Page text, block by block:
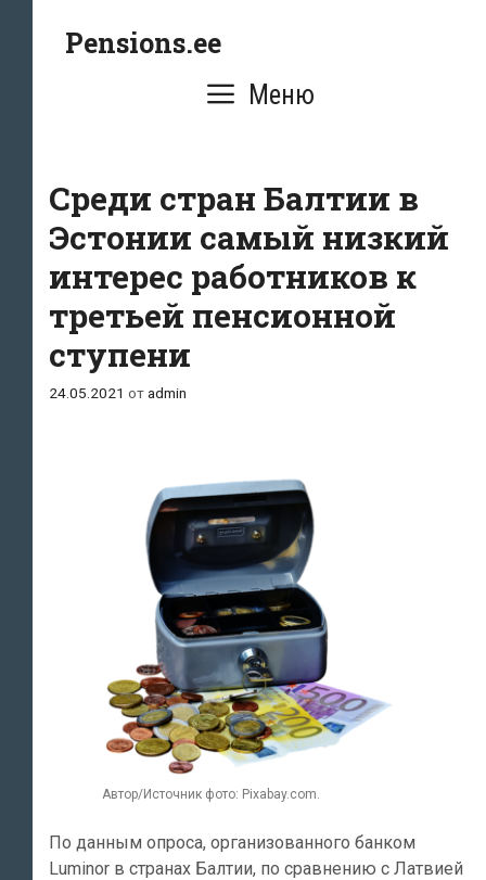
Pensions.ee
Меню
Cреди стран Балтии в
Эстонии самый низкий
интерес работников к
третьей пенсионной
ступени
24.05.2021 отadmin
Автор/Источник фото: Pixabay.com.
По данным опроса, организованного банком
Luminor в странах Балтии, по сравнению с Латвией